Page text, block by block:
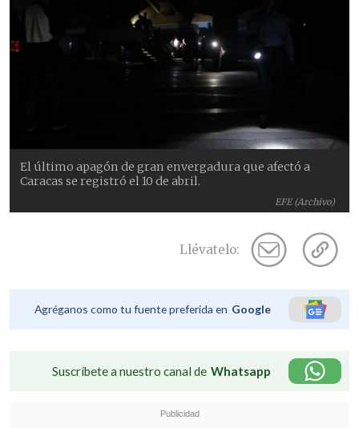
EFE (Archivo)
El último apagón de gran envergadura que afectó a
Caracas se registró el 10 de abril.
Llévatelo:
Agréganos como tu fuente preferida en Google
Suscríbete a nuestro canal de Whatsapp